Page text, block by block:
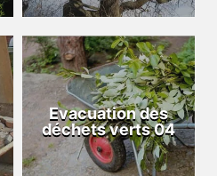
Evacuation des
déchets verts 04